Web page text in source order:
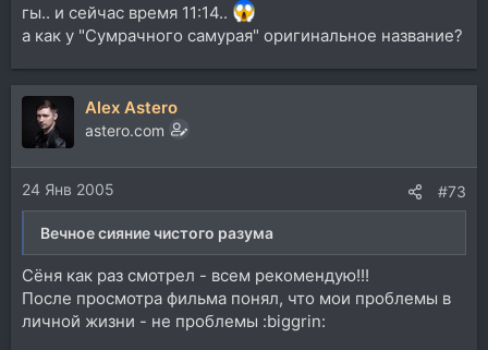
гы.. и сейчас время 11:14..
а как у "Сумрачного самурая" оригинальное название?
Alex Astero
astero.com
24 Янв 2005 #73
Вечное сияние чистого разума
Сёня как раз смотрел - всем рекомендую!!!
После просмотра фильма понял, что мои проблемы в
личной жизни - не проблемы :biggrin: